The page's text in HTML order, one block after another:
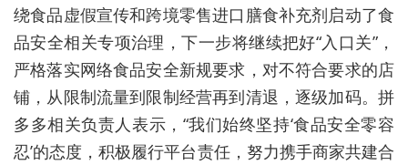
绕食品虚假宣传和跨境零售进口膳食补充剂启动了食
品安全相关专项治理，下一步将继续把好“入口关”，
严格落实网络食品安全新规要求，对不符合要求的店
铺，从限制流量到限制经营再到清退，逐级加码。拼
多多相关负责人表示，“我们始终坚持‘食品安全零容
忍’的态度，积极履行平台责任，努力携手商家共建合